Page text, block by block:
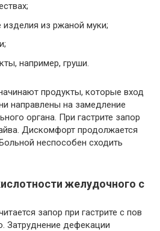
из ржаной муки;
например, груши.
продукты, которые вход
направлены на замедление
органа. При гастрите запор
Дискомфорт продолжается
неспособен сходить
желудочного с
запор при гастрите с пов
Затруднение дефекации